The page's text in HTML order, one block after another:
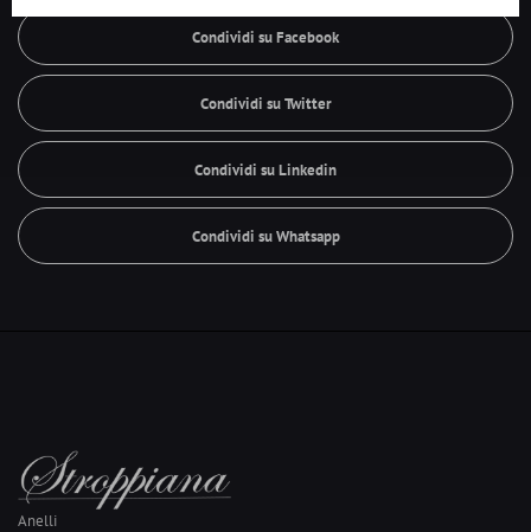
Condividi su Facebook
Condividi su Twitter
Condividi su Linkedin
Condividi su Whatsapp
Anelli